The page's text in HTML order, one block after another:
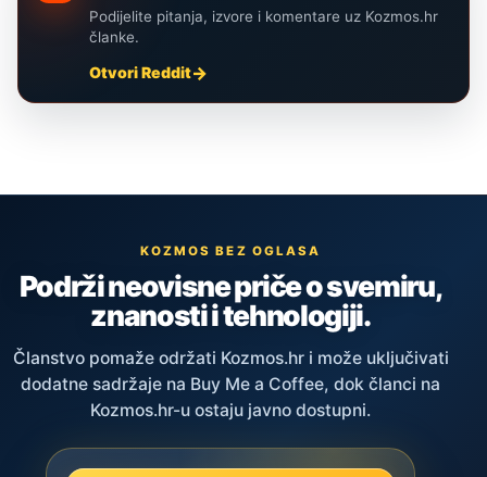
Podijelite pitanja, izvore i komentare uz Kozmos.hr
članke.
Otvori Reddit
KOZMOS BEZ OGLASA
Podrži neovisne priče o svemiru,
znanosti i tehnologiji.
Članstvo pomaže održati Kozmos.hr i može uključivati
dodatne sadržaje na Buy Me a Coffee, dok članci na
Kozmos.hr-u ostaju javno dostupni.